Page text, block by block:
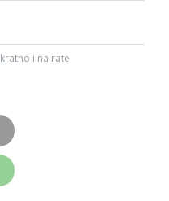
i na rate